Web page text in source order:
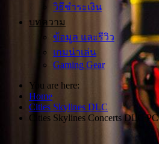
วิธีชำระเงิน
บทความ
ข้อมูล และรีวิว
เกมน่าเล่น
Gaming Gear
You are here:
Home
Cities Skylines DLC
Cities Skylines Concerts DLC PC